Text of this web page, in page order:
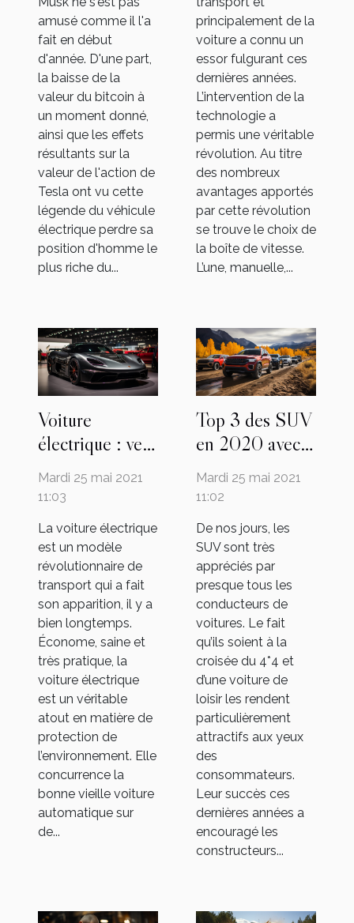
amusé comme il l'a
fait en début
d'année. D'une part,
la baisse de la
valeur du bitcoin à
un moment donné,
ainsi que les effets
résultants sur la
valeur de l'action de
Tesla ont vu cette
légende du véhicule
électrique perdre sa
position d'homme le
plus riche du...
principalement de la
voiture a connu un
essor fulgurant ces
dernières années.
L’intervention de la
technologie a
permis une véritable
révolution. Au titre
des nombreux
avantages apportés
par cette révolution
se trouve le choix de
la boîte de vitesse.
L’une, manuelle,...
Voiture
électrique : vers
une conquête
entière du
l’automobile
Mardi 25 mai 2021
11:03
La voiture électrique
est un modèle
révolutionnaire de
transport qui a fait
son apparition, il y a
bien longtemps.
Économe, saine et
très pratique, la
voiture électrique
est un véritable
atout en matière de
protection de
l’environnement. Elle
concurrence la
bonne vieille voiture
automatique sur
de...
Top 3 des SUV
en 2020 avec
un rapport
qualité-prix
Mardi 25 mai 2021
11:02
De nos jours, les
SUV sont très
appréciés par
presque tous les
conducteurs de
voitures. Le fait
qu’ils soient à la
croisée du 4*4 et
d’une voiture de
loisir les rendent
particulièrement
attractifs aux yeux
des
consommateurs.
Leur succès ces
dernières années a
encouragé les
constructeurs...